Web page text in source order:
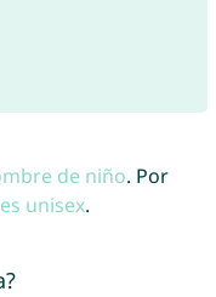
de niño. Por
unisex.